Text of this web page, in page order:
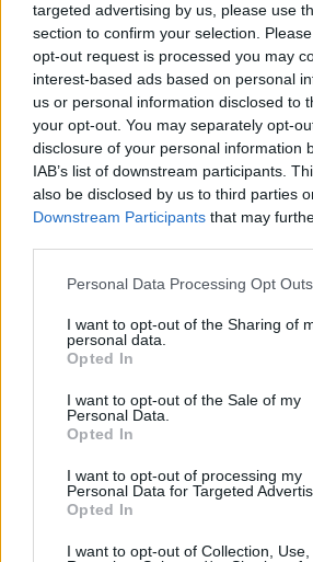
targeted advertising by us, please use
section to confirm your selection.
opt-out request is processed you may
interest-based ads based on personal
us or personal information disclosed to
your opt-out. You may separately opt-
disclosure of your personal information
IAB’s list of downstream participants.
also be disclosed by us to third parties
Downstream Participants that may
Please note that this website/app uses
not limited to your visit or usage
grant or deny consent to Google and its
use your data for below specified
consent section.
Personal Data Processing Opt Outs
I want to opt-out of the Sharing of
personal data.
Opted In
I want to opt-out of the Sale of my
Personal Data.
Opted In
I want to opt-out of processing my
Personal Data for Targeted
Opted In
I want to opt-out of Collection, Use,
brett motionsprogram.
åka 80 km Experience på
kortare distanser på 50 km
Dessutom arrangeras
km, 5 km och 3 km – samt
Här hittar du startlistan inför
Båstad–Mölle 2025 –
Lördag 27 september
Båstad–Mölle, Sverige
Distans:80 km klassisk stil
Senaste vinnare (2024):Hedda
Max Novak
Förutom Båstad-Mölle består
av Klarälvsloppet som gick av